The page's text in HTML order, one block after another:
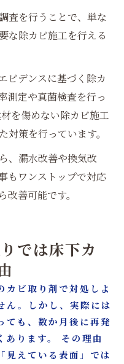
査を行うことで、単な
な除カビ施工を行える
ビデンスに基づく除カ
測定や真菌検査を行っ
を傷めない除カビ施工
対策を行っています。
、漏水改善や換気改
もワンストップで対応
善可能です。
では床下カ
カビ取り剤で対処しよ
ん。しかし、実際には
ても、数か月後に再発
あります。 その理由
見えている表面」では